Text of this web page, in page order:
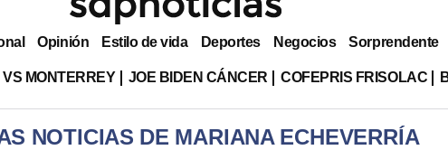
Opinión Estilo de vida Deportes Negocios Sorprendente
VS MONTERREY JOE BIDEN CÁNCER COFEPRIS FRISOLAC
NOTICIAS DE MARIANA ECHEVERRÍA